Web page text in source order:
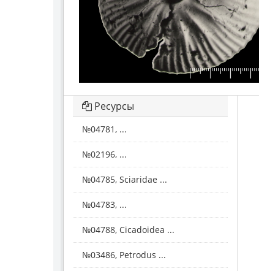
Ресурсы
№04781, ...
№02196, ...
№04785, Sciaridae ...
№04783, ...
№04788, Cicadoidea ...
№03486, Petrodus ...